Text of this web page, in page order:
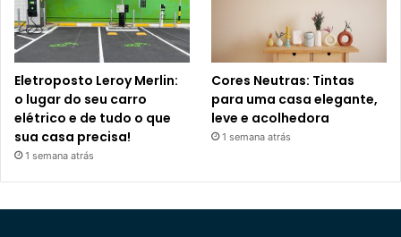
Eletroposto Leroy Merlin:
o lugar do seu carro
elétrico e de tudo o que
sua casa precisa!
1 semana atrás
Cores Neutras: Tintas
para uma casa elegante,
leve e acolhedora
1 semana atrás